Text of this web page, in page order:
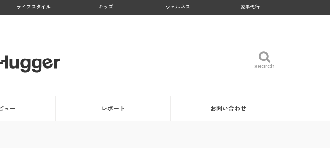
ライフスタイル キッズ ウェルネス 家事代行
search
search
ュー レポート お問い合わせ